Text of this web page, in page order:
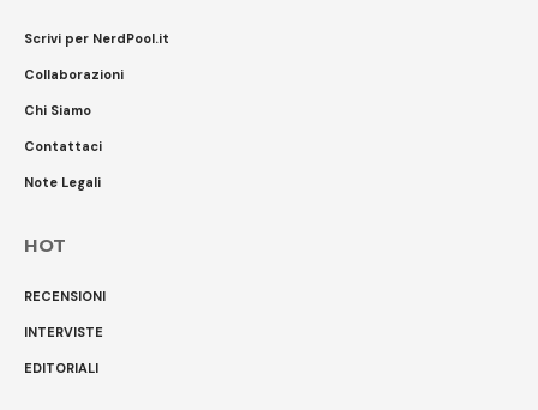
Scrivi per NerdPool.it
Collaborazioni
Chi Siamo
Contattaci
Note Legali
HOT
RECENSIONI
INTERVISTE
EDITORIALI